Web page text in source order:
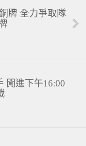
牌 全力爭取隊
闖進下午16:00